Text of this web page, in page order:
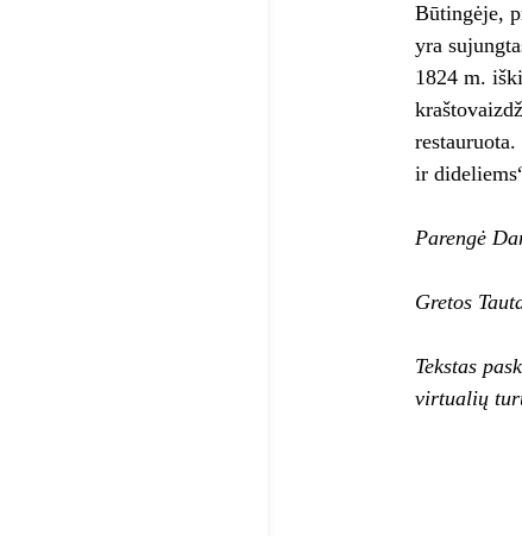
Būtingėje,
yra
1824 m.
ir
Parengė
Gretos
Tekstas
virtualių